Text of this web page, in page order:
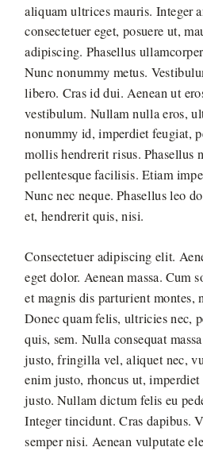
aliquam ultrices mauris. Integer
consectetuer eget, posuere ut,
adipiscing. Phasellus
Nunc nonummy metus.
libero. Cras id dui. Aenean ut
vestibulum. Nullam nulla eros,
nonummy id, imperdiet feugiat,
mollis hendrerit risus. Phasellus
pellentesque facilisis. Etiam
Nunc nec neque. Phasellus leo
et, hendrerit quis, nisi.
Consectetuer adipiscing elit.
eget dolor. Aenean massa. Cum
et magnis dis parturient montes,
Donec quam felis, ultricies nec,
quis, sem. Nulla consequat
justo, fringilla vel, aliquet nec,
enim justo, rhoncus ut, imperdiet
justo. Nullam dictum felis eu
Integer tincidunt. Cras dapibus.
semper nisi. Aenean vulputate